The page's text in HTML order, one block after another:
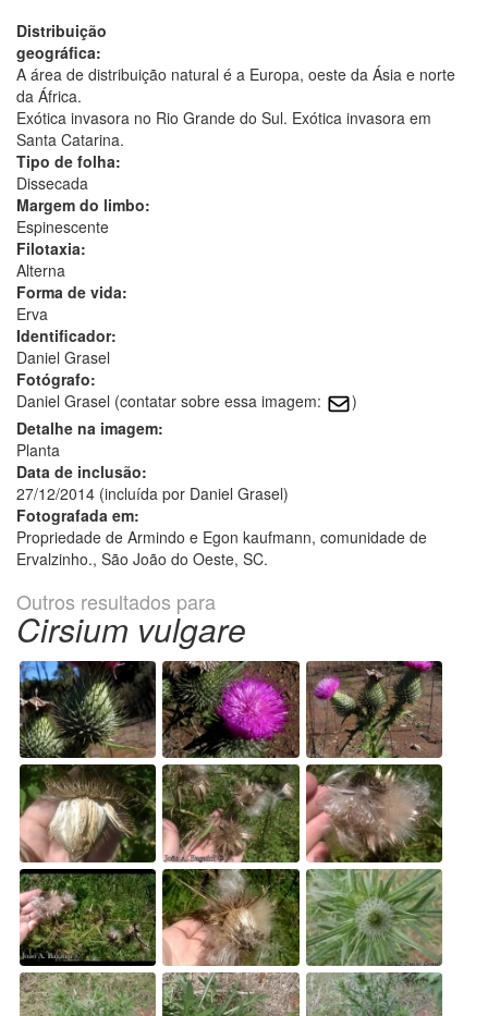
Distribuição
geográfica:
A área de distribuição natural é a Europa, oeste da Ásia e norte
da África.
Exótica invasora no Rio Grande do Sul. Exótica invasora em
Santa Catarina.
Tipo de folha:
Dissecada
Margem do limbo:
Espinescente
Filotaxia:
Alterna
Forma de vida:
Erva
Identificador:
Daniel Grasel
Fotógrafo:
Daniel Grasel (contatar sobre essa imagem:
)
Detalhe na imagem:
Planta
Data de inclusão:
27/12/2014 (incluída por Daniel Grasel)
Fotografada em:
Propriedade de Armindo e Egon kaufmann, comunidade de
Ervalzinho., São João do Oeste, SC.
Outros resultados para
Cirsium vulgare